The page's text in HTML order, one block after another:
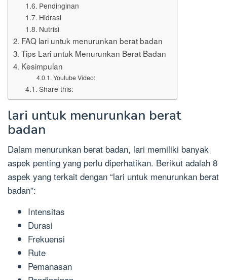
Pendinginan
Hidrasi
Nutrisi
FAQ lari untuk menurunkan berat badan
Tips Lari untuk Menurunkan Berat Badan
Kesimpulan
Youtube Video:
Share this:
lari untuk menurunkan berat
badan
Dalam menurunkan berat badan, lari memiliki banyak
aspek penting yang perlu diperhatikan. Berikut adalah 8
aspek yang terkait dengan “lari untuk menurunkan berat
badan”:
Intensitas
Durasi
Frekuensi
Rute
Pemanasan